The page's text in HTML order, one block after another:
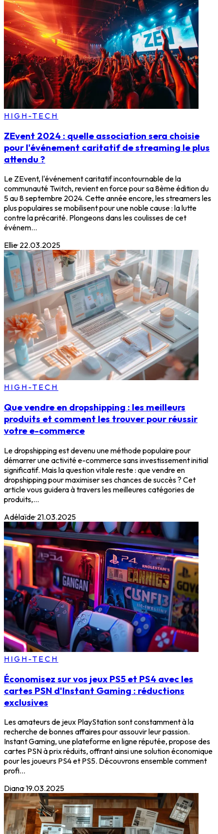
HIGH-TECH
ZEvent 2024 : quelle association sera choisie
pour l'événement caritatif de streaming le plus
attendu ?
Le ZEvent, l'événement caritatif incontournable de la
communauté Twitch, revient en force pour sa 8ème édition du
5 au 8 septembre 2024. Cette année encore, les streamers les
plus populaires se mobilisent pour une noble cause : la lutte
contre la précarité. Plongeons dans les coulisses de cet
événem...
Ellie· 22.03.2025
HIGH-TECH
Que vendre en dropshipping : les meilleurs
produits et comment les trouver pour réussir
votre e-commerce
Le dropshipping est devenu une méthode populaire pour
démarrer une activité e-commerce sans investissement initial
significatif. Mais la question vitale reste : que vendre en
dropshipping pour maximiser ses chances de succès ? Cet
article vous guidera à travers les meilleures catégories de
produits,...
Adélaïde· 21.03.2025
HIGH-TECH
Économisez sur vos jeux PS5 et PS4 avec les
cartes PSN d'Instant Gaming : réductions
exclusives
Les amateurs de jeux PlayStation sont constamment à la
recherche de bonnes affaires pour assouvir leur passion.
Instant Gaming, une plateforme en ligne réputée, propose des
cartes PSN à prix réduits, offrant ainsi une solution économique
pour les joueurs PS4 et PS5. Découvrons ensemble comment
profi...
Diana·19.03.2025